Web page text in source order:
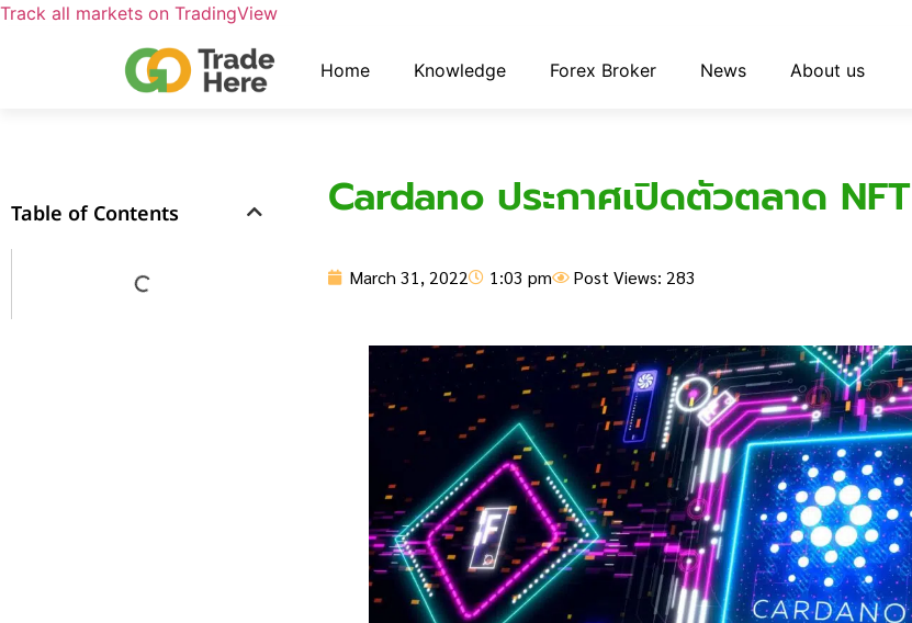
Track all markets on TradingView
Home Knowledge Forex Broker News About us
Table of Contents Cardano ประกาศเปิดตัวตลาด NFT
March 31, 2022 1:03 pm Post Views: 283